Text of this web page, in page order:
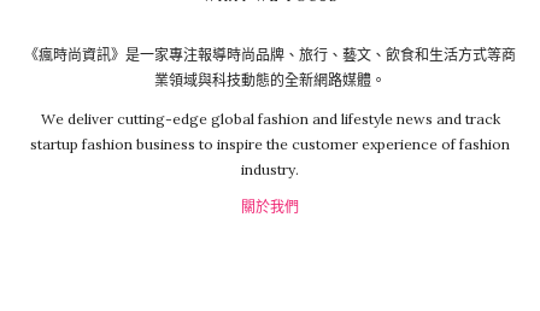
《瘋時尚資訊》是一家專注報導時尚品牌、旅行、藝文、飲食和生活方式等商
業領域與科技動態的全新網路媒體。
We deliver cutting-edge global fashion and lifestyle news and track
startup fashion business to inspire the customer experience of fashion
industry.
關於我們